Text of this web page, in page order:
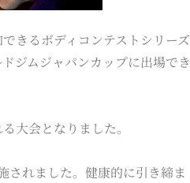
きるボディコンテストシリーズ
ジムジャパンカップに出場でき
大会となりました。
されました。健康的に引き締ま